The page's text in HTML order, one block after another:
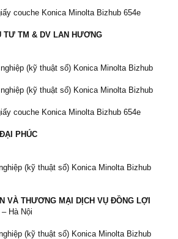
couche Konica Minolta Bizhub 654e
TƯ TM & DV LAN HƯƠNG
(kỹ thuật số) Konica Minolta Bizhub
(kỹ thuật số) Konica Minolta Bizhub
couche Konica Minolta Bizhub 654e
PHÚC
(kỹ thuật số) Konica Minolta Bizhub
VÀ THƯƠNG MẠI DỊCH VỤ ĐỒNG LỢI
Hà Nội
(kỹ thuật số) Konica Minolta Bizhub